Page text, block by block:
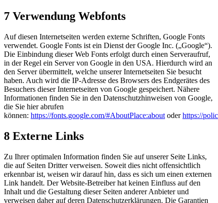
7 Verwendung Webfonts
Auf diesen Internetseiten werden externe Schriften, Google Fonts
verwendet. Google Fonts ist ein Dienst der Google Inc. („Google“).
Die Einbindung dieser Web Fonts erfolgt durch einen Serveraufruf,
in der Regel ein Server von Google in den USA. Hierdurch wird an
den Server übermittelt, welche unserer Internetseiten Sie besucht
haben. Auch wird die IP-Adresse des Browsers des Endgerätes des
Besuchers dieser Internetseiten von Google gespeichert. Nähere
Informationen finden Sie in den Datenschutzhinweisen von Google,
die Sie hier abrufen
können: https://fonts.google.com/#AboutPlace:about oderhttps://
8 Externe Links
Zu Ihrer optimalen Information finden Sie auf unserer Seite Links,
die auf Seiten Dritter verweisen. Soweit dies nicht offensichtlich
erkennbar ist, weisen wir darauf hin, dass es sich um einen externen
Link handelt. Der Website-Betreiber hat keinen Einfluss auf den
Inhalt und die Gestaltung dieser Seiten anderer Anbieter und
verweisen daher auf deren Datenschutzerklärungen. Die Garantien